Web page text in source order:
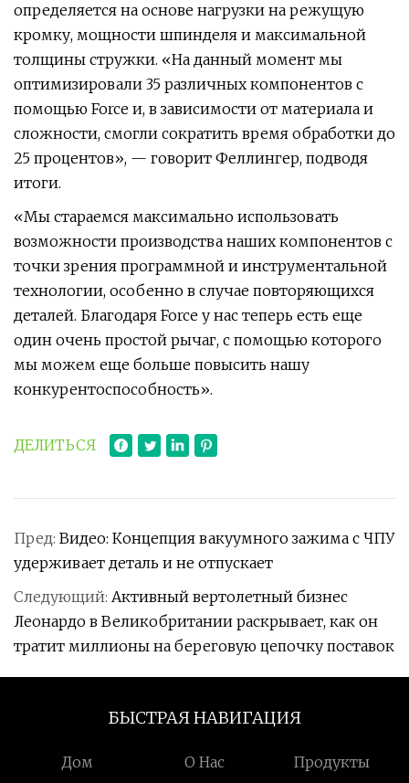
определяется на основе нагрузки на режущую
кромку, мощности шпинделя и максимальной
толщины стружки. «На данный момент мы
оптимизировали 35 различных компонентов с
помощью Force и, в зависимости от материала и
сложности, смогли сократить время обработки до
25 процентов», — говорит Феллингер, подводя
итоги.
«Мы стараемся максимально использовать
возможности производства наших компонентов с
точки зрения программной и инструментальной
технологии, особенно в случае повторяющихся
деталей. Благодаря Force у нас теперь есть еще
один очень простой рычаг, с помощью которого
мы можем еще больше повысить нашу
конкурентоспособность».
ДЕЛИТЬСЯ
Пред: Видео: Концепция вакуумного зажима с ЧПУ
удерживает деталь и не отпускает
Следующий: Активный вертолетный бизнес
Леонардо в Великобритании раскрывает, как он
тратит миллионы на береговую цепочку поставок
БЫСТРАЯ НАВИГАЦИЯ
Дом О Нас Продукты